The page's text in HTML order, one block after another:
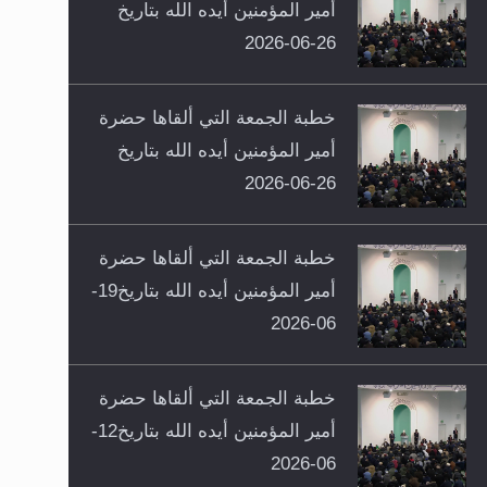
أمير المؤمنين أيده الله بتاريخ
26-06-2026
خطبة الجمعة التي ألقاها حضرة
أمير المؤمنين أيده الله بتاريخ
26-06-2026
خطبة الجمعة التي ألقاها حضرة
أمير المؤمنين أيده الله بتاريخ19-
06-2026
خطبة الجمعة التي ألقاها حضرة
أمير المؤمنين أيده الله بتاريخ12-
06-2026